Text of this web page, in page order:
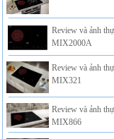
Review và ảnh
MIX2000A
Review và ảnh
MIX321
Review và ảnh
MIX866